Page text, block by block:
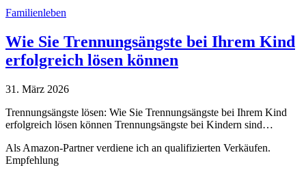
Familienleben
Wie Sie Trennungsängste bei Ihrem Kind
erfolgreich lösen können
31. März 2026
Trennungsängste lösen: Wie Sie Trennungsängste bei Ihrem Kind
erfolgreich lösen können Trennungsängste bei Kindern sind…
Als Amazon-Partner verdiene ich an qualifizierten Verkäufen.
Empfehlung